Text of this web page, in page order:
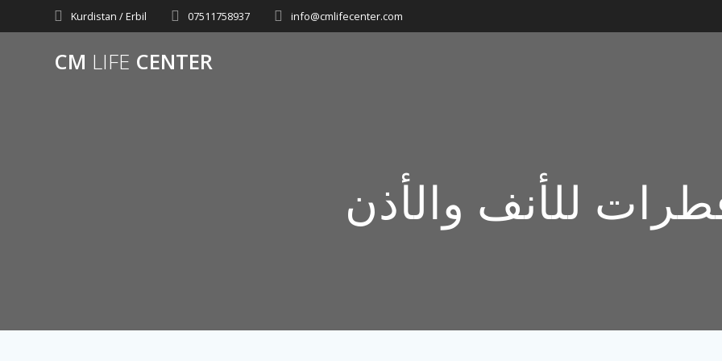
to
Kurdistan / Erbil 07511758937 info@cmlifecenter.com
CM LIFE CENTER
للأنف والأذن